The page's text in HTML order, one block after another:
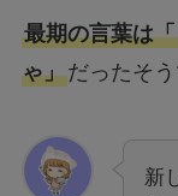
最期の言葉は
ゃ」だったそう
新